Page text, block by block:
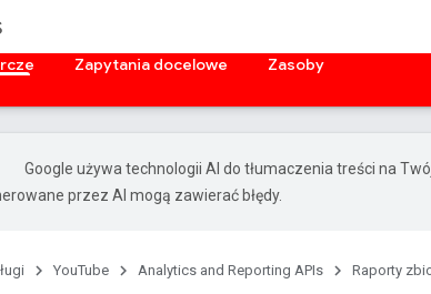
Zapytania docelowe Zasoby
Google używa technologii AI do tłumaczenia treści na
przez AI mogą zawierać błędy.
YouTube Analytics and Reporting APIs Raporty